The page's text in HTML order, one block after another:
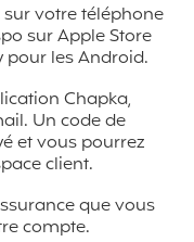
votre téléphone
sur Apple Store
pour les Android.
Chapka,
Un code de
et vous pourrez
client.
que vous
compte.